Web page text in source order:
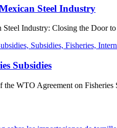
Steel Industry
Steel Industry: Closing the Door
Subsidies
the WTO Agreement on